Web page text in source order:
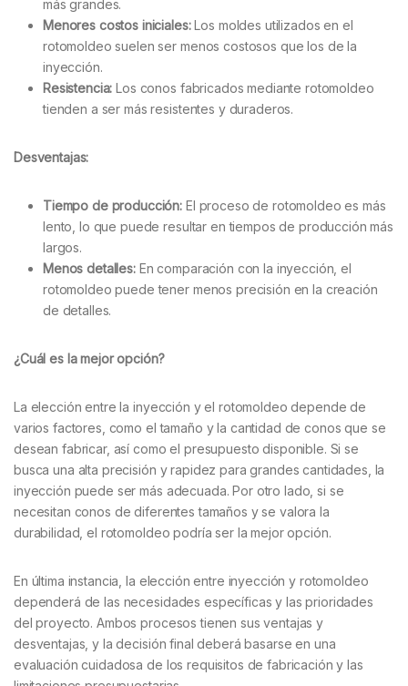
más grandes.
Menores costos iniciales:Los moldes utilizados en el
rotomoldeo suelen ser menos costosos que los de la
inyección.
Resistencia: Los conos fabricados mediante rotomoldeo
tienden a ser más resistentes y duraderos.
Desventajas:
Tiempo de producción: El proceso de rotomoldeo es más
lento, lo que puede resultar en tiempos de producción más
largos.
Menos detalles:En comparación con la inyección, el
rotomoldeo puede tener menos precisión en la creación
de detalles.
¿Cuál es la mejor opción?
La elección entre la inyección y el rotomoldeo depende de
varios factores, como el tamaño y la cantidad de conos que se
desean fabricar, así como el presupuesto disponible. Si se
busca una alta precisión y rapidez para grandes cantidades, la
inyección puede ser más adecuada. Por otro lado, si se
necesitan conos de diferentes tamaños y se valora la
durabilidad, el rotomoldeo podría ser la mejor opción.
En última instancia, la elección entre inyección y rotomoldeo
dependerá de las necesidades específicas y las prioridades
del proyecto. Ambos procesos tienen sus ventajas y
desventajas, y la decisión final deberá basarse en una
evaluación cuidadosa de los requisitos de fabricación y las